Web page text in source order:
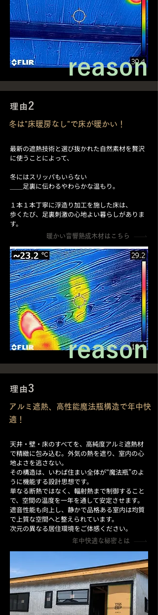
reason
理由 2
冬は"床暖房なし"で床が暖かい！
最新の遮熱技術と選び抜かれた自然素材を贅沢
に使うことによって、
冬にはスリッパもいらない
＿＿足裏に伝わるやわらかな温もり。
１本１本丁寧に浮造り加工を施した床は、
歩くたび、足裏刺激の心地よい暮らしがありま
す。
暖かい音響熟成木材はこちら
reason
理由3
アルミ遮熱、高性能魔法瓶構造で年中快
適！
天井・壁・床のすべてを、高純度アルミ遮熱材
で精緻に包み込む。外気の熱を遮り、室内の心
地よさを逃さない。
その構造は、いわば住まい全体が“魔法瓶”のよ
うに機能する設計思想です。
単なる断熱ではなく、輻射熱まで制御すること
で、空間の温度を一年を通して安定させます。
遮音性能も向上し、静かで品格ある室内は均質
で上質な空間へと整えられています。
次元の異なる居住環境をご体感ください。
年中快適な秘密とは